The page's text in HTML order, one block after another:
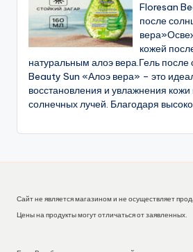
Floresan
после
кожей
натуральным алоэ вера.Гель после
Beauty Sun «Алоэ вера» – это
восстановления и увлажнения кожи
солнечных лучей. Благодаря
Сайт не является магазином и не осуществляет
Цены на продукты могут отличаться от заявленных.